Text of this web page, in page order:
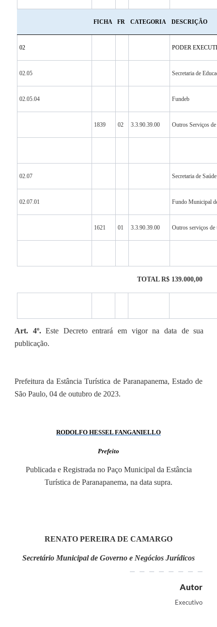
FICHA FR CATEGORIA DESCRIÇÃO
02 PODER
02.05 Secretaria de
02.05.04 Fundeb
1839 02 3.3.90.39.00 Outros Serviços
02.07 Secretaria de Saúde
02.07.01 Fundo Municipal
1621 01 3.3.90.39.00 Outros serviços de
TOTAL R$ 139.000,00
Art. 4º.Este Decreto entrará em vigor na data de sua
publicação.
Prefeitura da Estância Turística de Paranapanema, Estado de
São Paulo, 04 de outubro de 2023.
RODOLFO HESSEL FANGANIELLO
Prefeito
Publicada e Registrada no Paço Municipal da Estância
Turística de Paranapanema, na data supra.
RENATO PEREIRA DE CAMARGO
Secretário Municipal de Governo e Negócios Jurídicos
Autor
Executivo